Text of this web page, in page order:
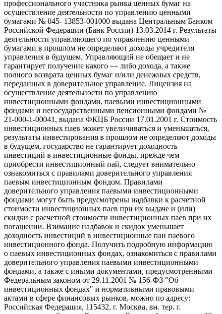
профессионального участника рынка ценных бумаг на
осуществление деятельности по управлению ценными
бумагами № 045- 13853-001000 выдана Центральным Банком
Российской Федерации (Банк России) 13.03.2014 г. Результаты
деятельности управляющего по управлению ценными
бумагами в прошлом не определяют доходы учредителя
управления в будущем. Управляющий не обещает и не
гарантирует получение какого — либо дохода, а также
полного возврата ценных бумаг и/или денежных средств,
переданных в доверительное управление. Лицензия на
осуществление деятельности по управлению
инвестиционными фондами, паевыми инвестиционными
фондами и негосударственными пенсионными фондами №
21-000-1-00041, выдана ФКЦБ России 17.01.2001 г. Стоимость
инвестиционных паев может увеличиваться и уменьшаться,
результаты инвестирования в прошлом не определяют доходы
в будущем, государство не гарантирует доходность
инвестиций в инвестиционные фонды, прежде чем
приобрести инвестиционный пай, следует внимательно
ознакомиться с правилами доверительного управления
паевым инвестиционным фондом. Правилами
доверительного управления паевыми инвестиционными
фондами могут быть предусмотрены надбавки к расчетной
стоимости инвестиционных паев при их выдаче и (или)
скидки с расчетной стоимости инвестиционных паев при их
погашении. Взимание надбавок и скидок уменьшает
доходность инвестиций в инвестиционные паи паевого
инвестиционного фонда. Получить подробную информацию
о паевых инвестиционных фондах, ознакомиться с правилами
доверительного управления паевыми инвестиционными
фондами, а также с иными документами, предусмотренными
Федеральным законом от 29.11.2001 № 156-ФЗ "Об
инвестиционных фондах" и нормативными правовыми
актами в сфере финансовых рынков, можно по адресу:
Российская Федерация, 115432, г. Москва, вн. тер. г.